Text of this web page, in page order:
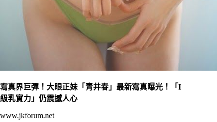
寫真界巨彈！大眼正妹「青井春」最新寫真曝光！「I
級乳實力」仍震撼人心
www.jkforum.net